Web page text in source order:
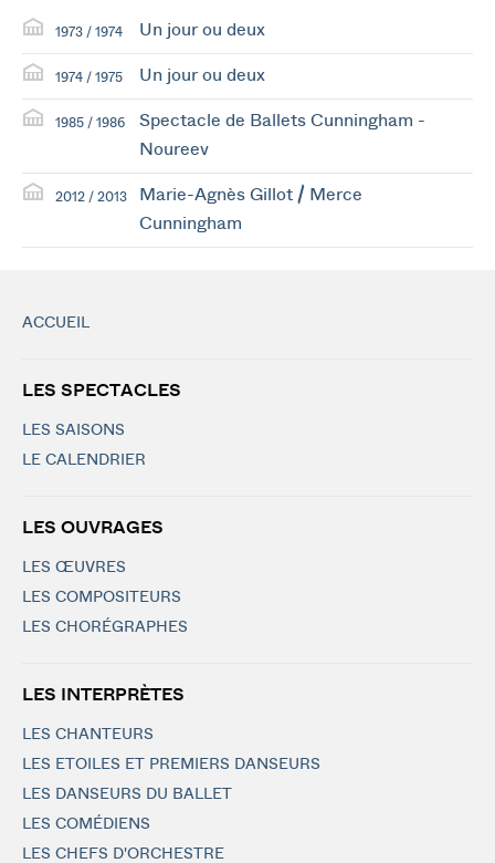
1973 / 1974 Un jour ou deux
1974 / 1975 Un jour ou deux
1985 / 1986
Spectacle de Ballets Cunningham -
Noureev
2012 / 2013
Marie-Agnès Gillot / Merce
Cunningham
ACCUEIL
LES SPECTACLES
LES SAISONS
LE CALENDRIER
LES OUVRAGES
LES ŒUVRES
LES COMPOSITEURS
LES CHORÉGRAPHES
LES INTERPRÈTES
LES CHANTEURS
LES ETOILES ET PREMIERS DANSEURS
LES DANSEURS DU BALLET
LES COMÉDIENS
LES CHEFS D'ORCHESTRE